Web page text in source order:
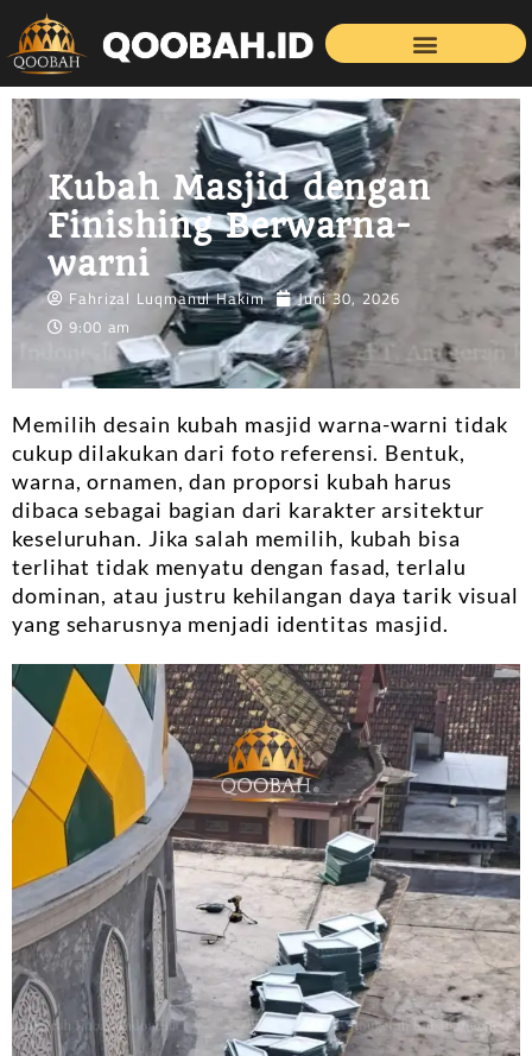
Kubah Masjid dengan
Finishing Berwarna-
warni
Fahrizal Luqmanul Hakim
Juni 30, 2026
9:00 am
Memilih desain kubah masjid warna-warni tidak
cukup dilakukan dari foto referensi. Bentuk,
warna, ornamen, dan proporsi kubah harus
dibaca sebagai bagian dari karakter arsitektur
keseluruhan. Jika salah memilih, kubah bisa
terlihat tidak menyatu dengan fasad, terlalu
dominan, atau justru kehilangan daya tarik visual
yang seharusnya menjadi identitas masjid.